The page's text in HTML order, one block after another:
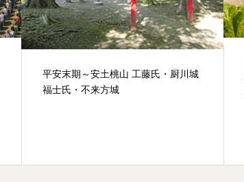
平安末期～安土桃山 工藤氏・厨川城
福士氏・不来方城